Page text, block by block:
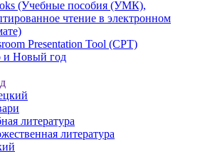
(Учебные пособия (УМК),
чтение в электронном
Presentation Tool (CPT)
и Новый год
литература
литература